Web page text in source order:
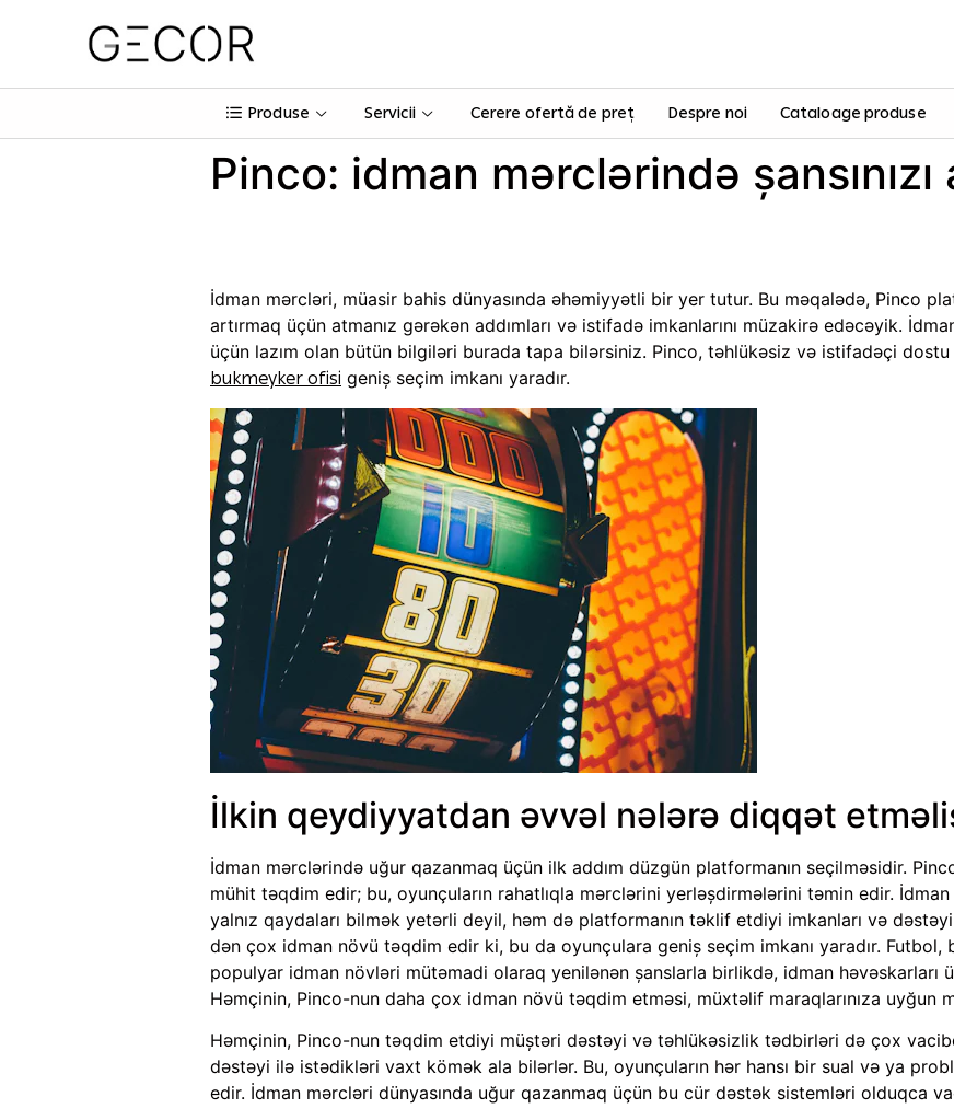
Produse Servicii Cerere ofertă de preț Despre noi Cataloage produse
Pinco: idman mərclərində şansınızı
İdman mərcləri, müasir bahis dünyasında əhəmiyyətli bir yer tutur. Bu məqalədə, Pinco
artırmaq üçün atmanız gərəkən addımları və istifadə imkanlarını müzakirə edəcəyik.
üçün lazım olan bütün bilgiləri burada tapa bilərsiniz. Pinco, təhlükəsiz və istifadəçi
bukmeyker ofisi geniş seçim imkanı yaradır.
İlkin qeydiyyatdan əvvəl nələrə diqqət
İdman mərclərində uğur qazanmaq üçün ilk addım düzgün platformanın seçilməsidir.
mühit təqdim edir; bu, oyunçuların rahatlıqla mərclərini yerləşdirmələrini təmin edir.
yalnız qaydaları bilmək yetərli deyil, həm də platformanın təklif etdiyi imkanları və
dən çox idman növü təqdim edir ki, bu da oyunçulara geniş seçim imkanı yaradır.
populyar idman növləri mütəmadi olaraq yenilənən şanslarla birlikdə, idman həvəskarları
Həmçinin, Pinco-nun daha çox idman növü təqdim etməsi, müxtəlif maraqlarınıza uyğun
Həmçinin, Pinco-nun təqdim etdiyi müştəri dəstəyi və təhlükəsizlik tədbirləri də çox
dəstəyi ilə istədikləri vaxt kömək ala bilərlər. Bu, oyunçuların hər hansı bir sual və ya
edir. İdman mərcləri dünyasında uğur qazanmaq üçün bu cür dəstək sistemləri olduqca